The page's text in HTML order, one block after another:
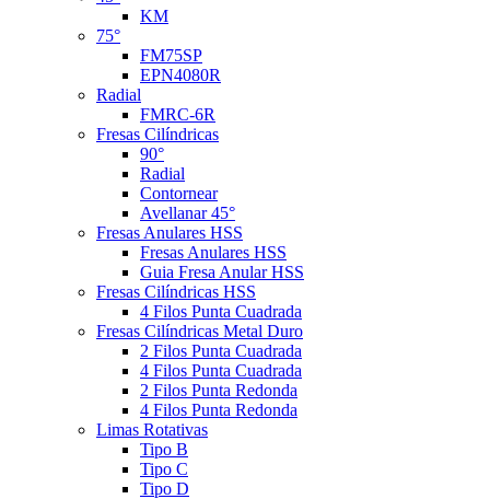
KM
75°
FM75SP
EPN4080R
Radial
FMRC-6R
Fresas Cilíndricas
90°
Radial
Contornear
Avellanar 45°
Fresas Anulares HSS
Fresas Anulares HSS
Guia Fresa Anular HSS
Fresas Cilíndricas HSS
4 Filos Punta Cuadrada
Fresas Cilíndricas Metal Duro
2 Filos Punta Cuadrada
4 Filos Punta Cuadrada
2 Filos Punta Redonda
4 Filos Punta Redonda
Limas Rotativas
Tipo B
Tipo C
Tipo D